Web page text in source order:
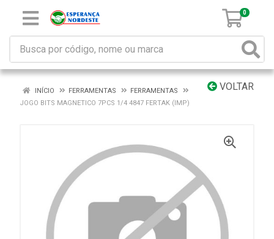
0
VOLTAR
INÍCIO FERRAMENTAS
FERRAMENTAS
JOGO BITS MAGNETICO 7PCS 1/4 4847 FERTAK (IMP)